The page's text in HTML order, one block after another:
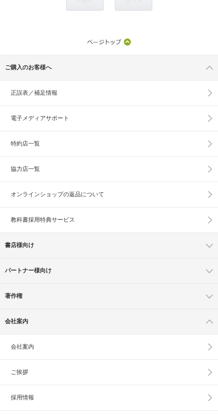
ご購入のお客様へ
正誤表／補足情報
電子メディアサポート
特約店一覧
協力店一覧
オンラインショップの返品について
教科書採用特典サービス
書店様向け
パートナー様向け
著作権
会社案内
会社案内
ご挨拶
採用情報